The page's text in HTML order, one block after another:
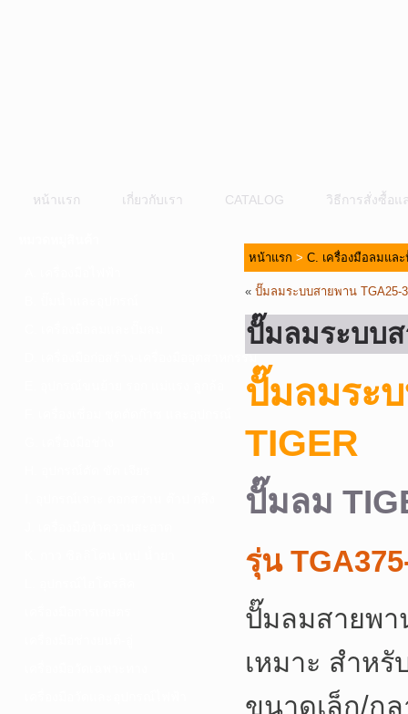
หน้าแรก เกี่ยวกับเรา CATALOG วิธีการสั่งซื้อแ
D. เครื่องมือก่อสร้าง-เครื่องมืออุตสาหกรรม
หน้าแรก > C. เครื่องมือลมแล
« ปั๊มลมระบบสายพาน TGA25-
ปั๊มลมระบบส
ปั๊มลมระ
TIGER
ปั๊มลม
รุ่น
ปั๊มลมสายพา
เหมาะ สำห
ขนาดเล็ก/ก